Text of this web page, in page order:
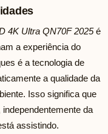
4K Ultra QN70F 2025é
a experiência do
é a tecnologia de
a qualidade da
Isso significa que
da
assistindo.